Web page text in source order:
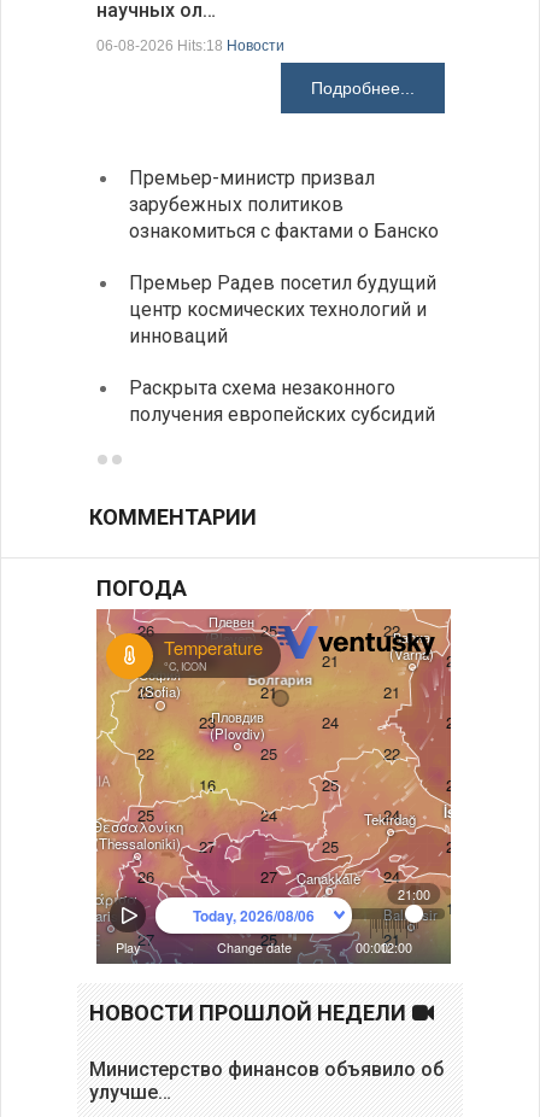
научных ол…
06-08-2026 Hits:18 Новости
Подробнее...
Премьер-министр призвал
зарубежных политиков
ознакомиться с фактами о Банско
Премьер Радев посетил будущий
центр космических технологий и
инноваций
Раскрыта схема незаконного
получения европейских субсидий
КОММЕНТАРИИ
ПОГОДА
НОВОСТИ ПРОШЛОЙ НЕДЕЛИ
Министерство финансов объявило об
улучше…